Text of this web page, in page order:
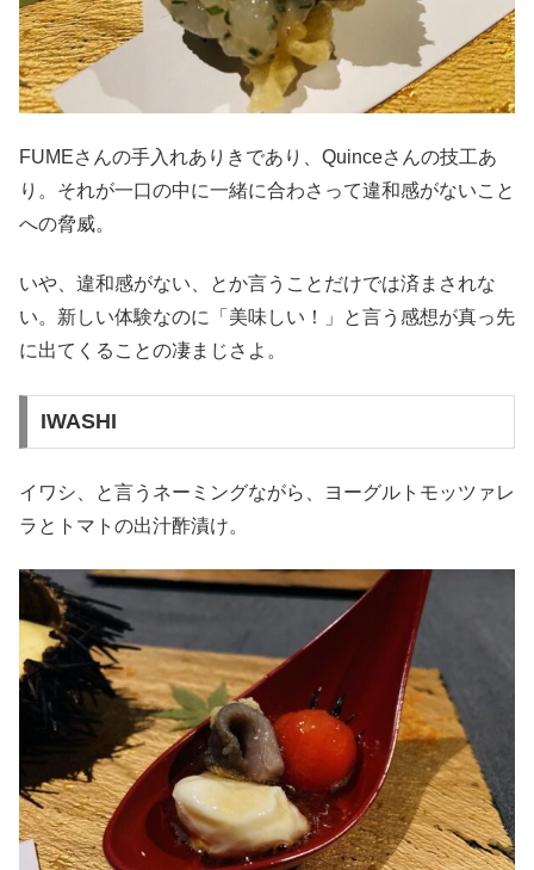
FUMEさんの手入れありきであり、Quinceさんの技工あ
り。それが一口の中に一緒に合わさって違和感がないこと
への脅威。
いや、違和感がない、とか言うことだけでは済まされな
い。新しい体験なのに「美味しい！」と言う感想が真っ先
に出てくることの凄まじさよ。
IWASHI
イワシ、と言うネーミングながら、ヨーグルトモッツァレ
ラとトマトの出汁酢漬け。